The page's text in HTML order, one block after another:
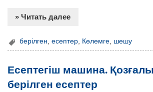
» Читать далее
берілген,есептер, Көлемге, шешу
Есептегіш машина.
берілген есептер